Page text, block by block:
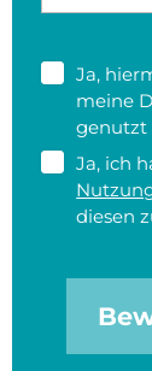
Ja,
meine
genutzt
Ja, ich
diesen